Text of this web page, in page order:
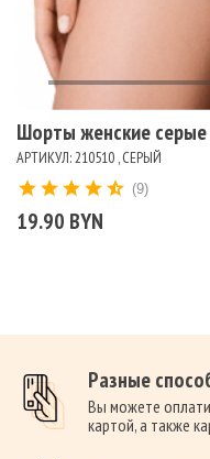
Шорты женские
АРТИКУЛ: 210510 , СЕРЫЙ
19.90 BYN
(9)
Разные
Вы можете
картой, а также